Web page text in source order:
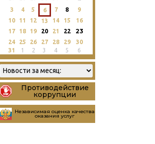
3 4 5 6 7 8
9
10
11 12 13 14 15
16
17
18 19 20 21 22 23
24 25 26 27 28 29
30
31
1 2 3 4 5 6
Противодействие
коррупции
Независимая оценка качества
оказания услуг